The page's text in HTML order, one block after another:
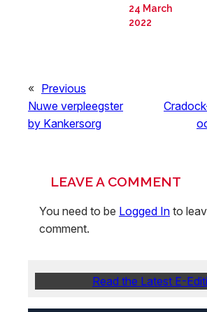
24 March
2022
« Previous
Nuwe verpleegster
by Kankersorg
LEAVE A COMMENT
You need to be Logged In to
comment.
Read the Latest E-